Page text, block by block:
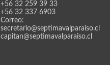
+56 32 259 39 33
+56 32 337 6903
Correo:
secretario@septimavalparaiso.cl
capitan@septimavalparaiso.cl